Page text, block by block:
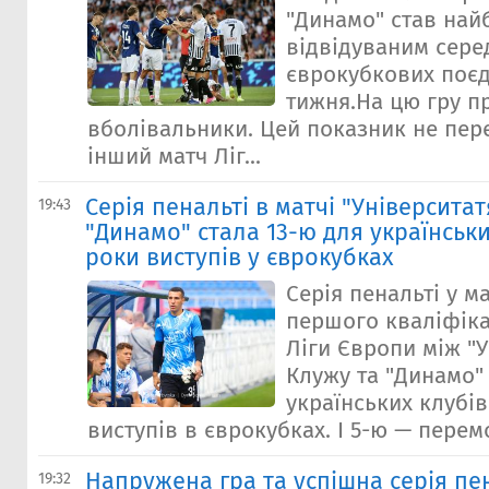
"Динамо" став
відвідуваним
єврокубкових
тижня.На цю гру
вболівальники. Цей показник не
інший матч Ліг...
19:43
Серія пенальті в матчі
"Динамо" стала 13-ю для
роки виступів у єврокубках
Серія пенальті у
першого
Ліги Європи між
Клужу та "Динамо"
українських
виступів в єврокубках. І 5-ю —
19:32 Напружена гра та успішна серія